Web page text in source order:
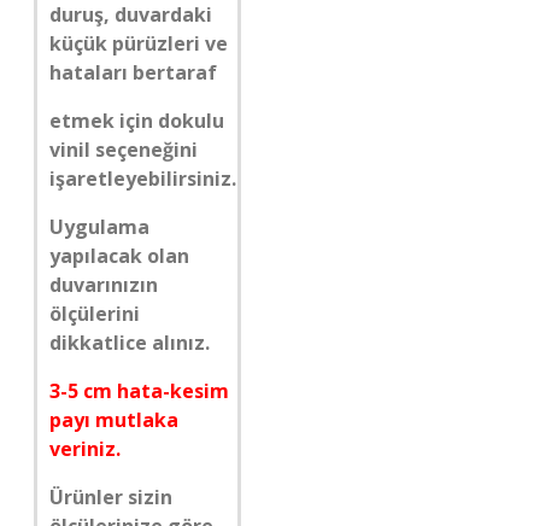
duruş, duvardaki
küçük pürüzleri ve
hataları bertaraf
etmek için dokulu
vinil seçeneğini
işaretleyebilirsiniz.
Uygulama
yapılacak olan
duvarınızın
ölçülerini
dikkatlice alınız.
3-5 cm hata-kesim
payı mutlaka
veriniz.
Ürünler sizin